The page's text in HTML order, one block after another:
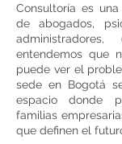
Consultoría es
de abogados,
administradores,
entendemos que
puede ver el
sede en Bogotá
espacio donde
familias
que definen el